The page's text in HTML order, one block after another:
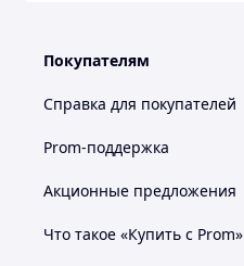
Покупателям
Справка для покупателей
Prom-поддержка
Акционные предложения
Что такое «Купить с Prom»